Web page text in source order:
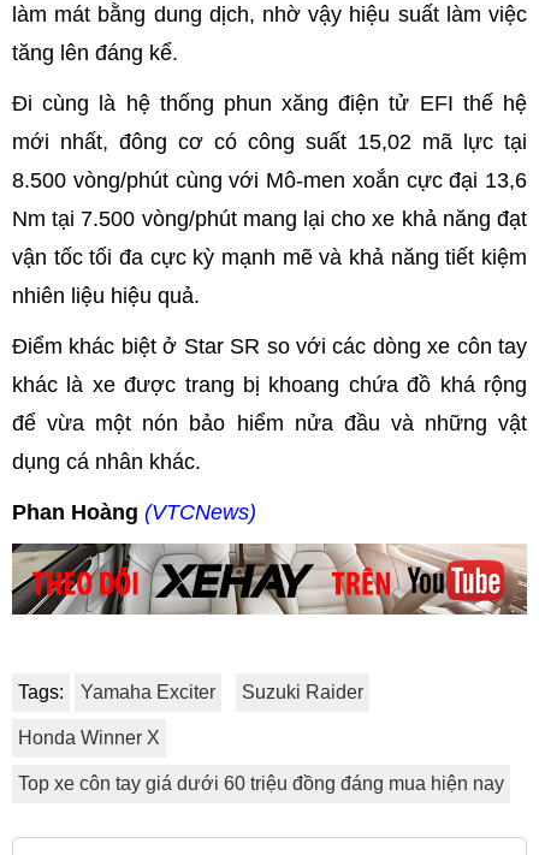
làm mát bằng dung dịch, nhờ vậy hiệu suất làm việc
tăng lên đáng kể.
Đi cùng là hệ thống phun xăng điện tử EFI thế hệ
mới nhất, đông cơ có công suất 15,02 mã lực tại
8.500 vòng/phút cùng với Mô-men xoắn cực đại 13,6
Nm tại 7.500 vòng/phút mang lại cho xe khả năng đạt
vận tốc tối đa cực kỳ mạnh mẽ và khả năng tiết kiệm
nhiên liệu hiệu quả.
Điểm khác biệt ở Star SR so với các dòng xe côn tay
khác là xe được trang bị khoang chứa đồ khá rộng
để vừa một nón bảo hiểm nửa đầu và những vật
dụng cá nhân khác.
Phan Hoàng (VTCNews)
Tags: Yamaha Exciter Suzuki Raider
Honda Winner X
Top xe côn tay giá dưới 60 triệu đồng đáng mua hiện nay